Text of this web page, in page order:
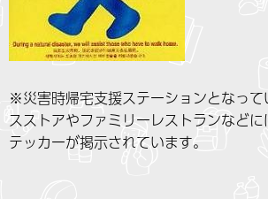
※災害時帰宅支援ステーションとなって
スストアやファミリーレストランなど
テッカーが掲示されています。